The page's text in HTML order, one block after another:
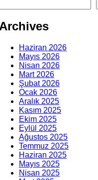
Haziran 2026
Mayıs 2026
Nisan 2026
Mart 2026
Şubat 2026
Ocak 2026
Aralık 2025
Kasım 2025
Ekim 2025
Eylül 2025
Ağustos 2025
Temmuz 2025
Haziran 2025
Mayıs 2025
Nisan 2025